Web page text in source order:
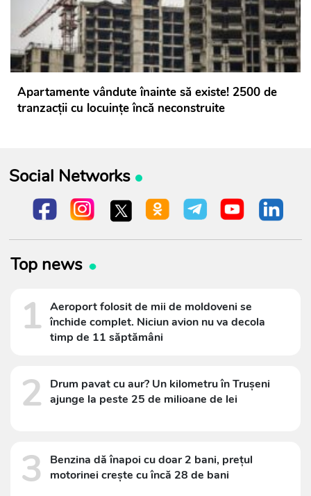
Apartamente vândute înainte să existe! 2500 de
tranzacții cu locuințe încă neconstruite
Social Networks
Top news
1 Aeroport folosit de mii de moldoveni se
închide complet. Niciun avion nu va decola
timp de 11 săptămâni
2
Drum pavat cu aur? Un kilometru în Trușeni
ajunge la peste 25 de milioane de lei
3
Benzina dă înapoi cu doar 2 bani, prețul
motorinei crește cu încă 28 de bani